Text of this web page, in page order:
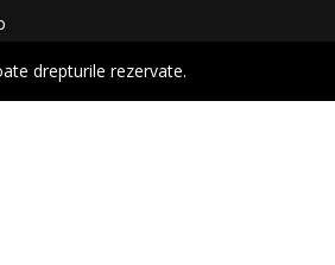
drepturile rezervate.